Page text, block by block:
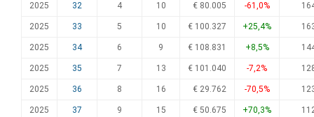
2025 32 4 10 € 80.005 -61,0%
2025 33 5 10 € 100.327 +25,4%
2025 34 6 9 € 108.831 +8,5%
2025 35 7 13 € 101.040 -7,2%
2025 36 8 16 € 29.762 -70,5%
2025 37 9 15 € 50.675 +70,3%